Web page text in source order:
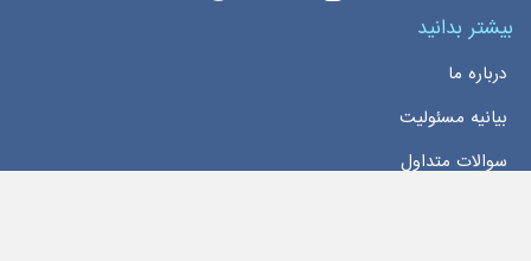
بیشتر بدانید
درباره ما
بیانیه مسئولیت
سوالات متداول